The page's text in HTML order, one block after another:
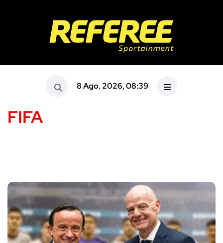
8 Ago. 2026, 08:39
FIFA